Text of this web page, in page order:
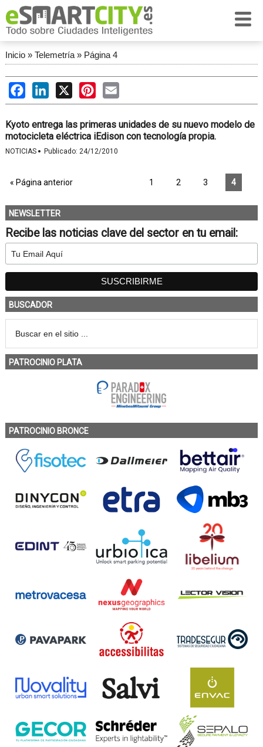
Inicio» Telemetría» Página 4
FacebookLinkedIn
X PinterestEmail
Kyoto entrega las primeras unidades de su nuevo modelo de
motocicleta eléctrica iEdison con tecnología propia.
NOTICIAS · Publicado: 24/12/2010
« Página anterior 1 2 3 4
NEWSLETTER
Recibe las noticias clave del sector en tu email:
BUSCADOR
PATROCINIO PLATA
PATROCINIO BRONCE